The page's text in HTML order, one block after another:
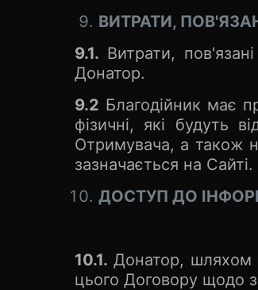
ВИТРАТИ,
9.1. Витрати,
Донатор.
9.2 Благодійник має
фізичні, які будуть
Отримувача, а також
зазначається на Сайті.
ДОСТУП ДО
10.1. Донатор, шляхом
цього Договору щодо